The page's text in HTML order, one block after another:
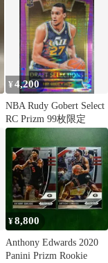
¥4,200
NBA Rudy Gobert Select
RC Prizm 99枚限定
¥8,800
Anthony Edwards 2020
Panini Prizm Rookie